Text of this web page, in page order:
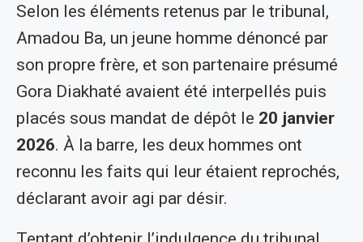
Selon les éléments retenus par le tribunal,
Amadou Ba, un jeune homme dénoncé par
son propre frère, et son partenaire présumé
Gora Diakhaté avaient été interpellés puis
placés sous mandat de dépôt le 20 janvier
2026. À la barre, les deux hommes ont
reconnu les faits qui leur étaient reprochés,
déclarant avoir agi par désir.